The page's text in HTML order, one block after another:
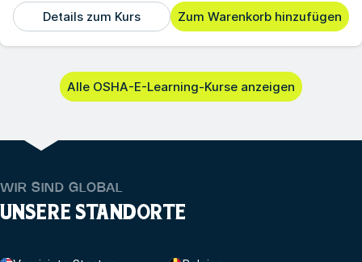
Details zum Kurs
Zum Warenkorb hinzufügen
Alle OSHA-E-Learning-Kurse anzeigen
WIR SIND GLOBAL
UNSERE STANDORTE